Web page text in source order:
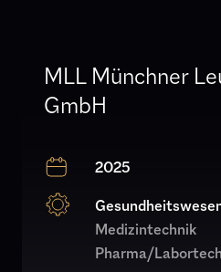
MLL Münchner
GmbH
2025
Medizintechnik
Pharma/